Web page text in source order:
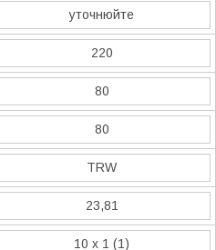
уточнюйте
220
80
80
TRW
23,81
10 x 1 (1)